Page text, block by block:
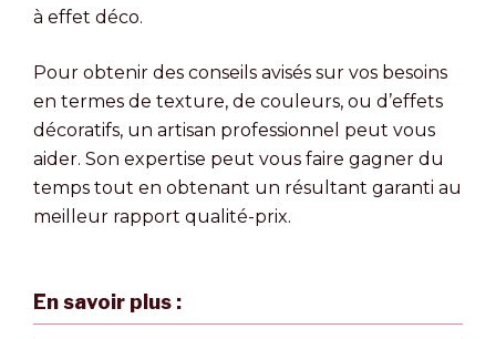
à effet déco.
Pour obtenir des conseils avisés sur vos besoins
en termes de texture, de couleurs, ou d’effets
décoratifs, un artisan professionnel peut vous
aider. Son expertise peut vous faire gagner du
temps tout en obtenant un résultant garanti au
meilleur rapport qualité-prix.
En savoir plus :